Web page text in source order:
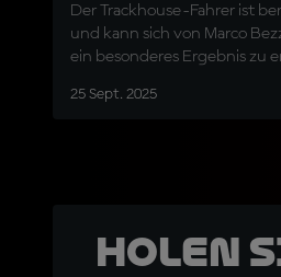
Der Trackhouse-Fahrer ist
und kann sich von Marco
ein besonderes Ergebnis zu
25 Sept. 2025
Holen